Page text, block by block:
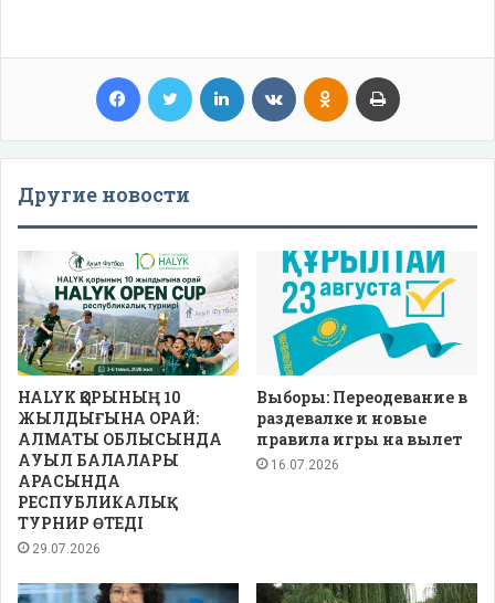
Facebook Twitter LinkedIn VKontakteOdnoklassniki
Другие новости
HALYK ҚОРЫНЫҢ 10
ЖЫЛДЫҒЫНА ОРАЙ:
АЛМАТЫ ОБЛЫСЫНДА
АУЫЛ БАЛАЛАРЫ
АРАСЫНДА
РЕСПУБЛИКАЛЫҚ
ТУРНИР ӨТЕДІ
29.07.2026
Выборы: Переодевание в
раздевалке и новые
правила игры на вылет
16.07.2026